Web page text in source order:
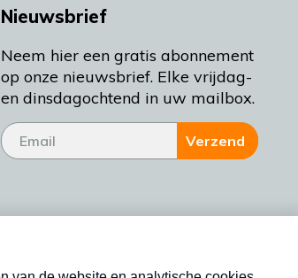
Nieuwsbrief
Neem hier een gratis abonnement
op onze nieuwsbrief. Elke vrijdag-
en dinsdagochtend in uw mailbox.
Verzend